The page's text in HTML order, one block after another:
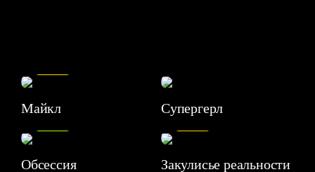
Майкл Супергерл
8.2
Обсессия
7.1
Закулисье реальности